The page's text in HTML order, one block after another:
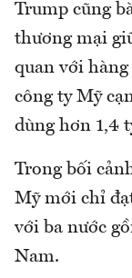
Trump cũng
thương mại
quan với hàng
công ty Mỹ
dùng hơn 1,4
Trong bối
Mỹ mới chỉ
với ba nước
Nam.